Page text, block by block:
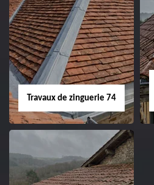
Travaux de zinguerie 74